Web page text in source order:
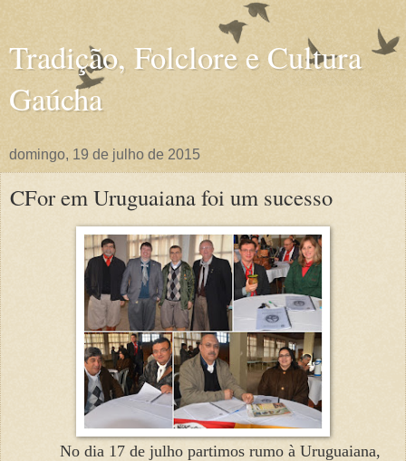
Tradição, Folclore e Cultura
Gaúcha
domingo, 19 de julho de 2015
CFor em Uruguaiana foi um sucesso
No dia 17 de julho partimos rumo à Uruguaiana,